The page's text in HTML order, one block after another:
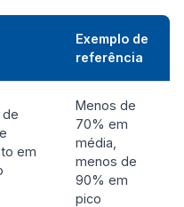
Exemplo de
referência
de
em
Menos de
70% em
média,
menos de
90% em
pico